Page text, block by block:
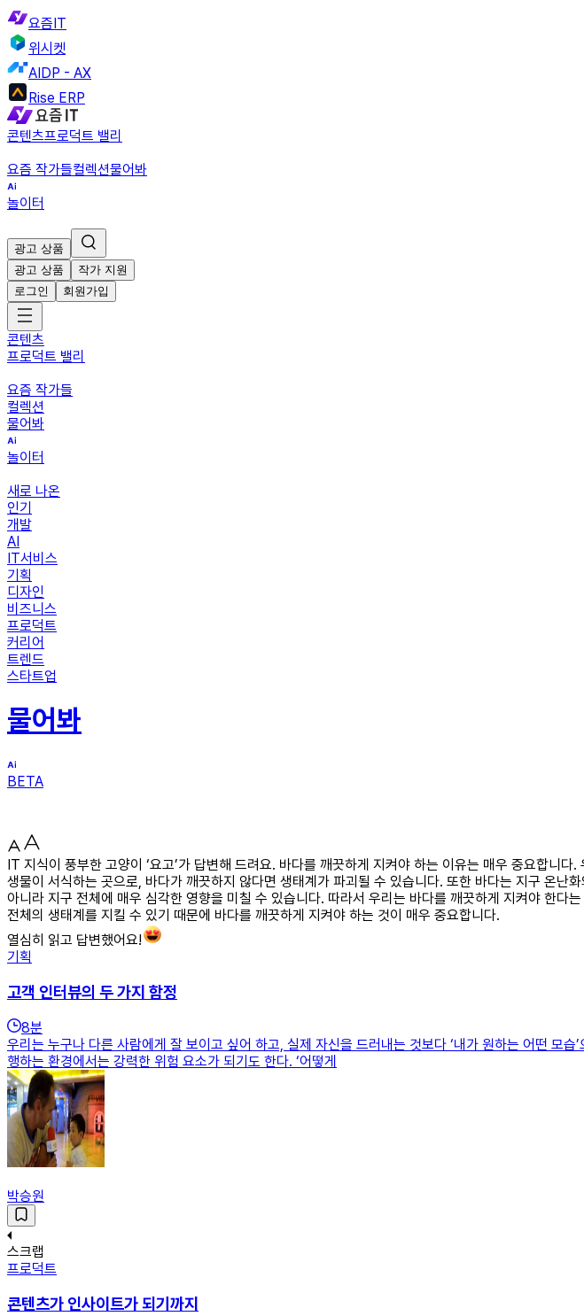
요즘IT
위시켓
AIDP - AX
Rise ERP
콘텐츠프로덕트 밸리
요즘 작가들컬렉션물어봐
놀이터
광고 상품
광고 상품
작가 지원
로그인
회원가입
콘텐츠
프로덕트 밸리
요즘 작가들
컬렉션
물어봐
놀이터
새로 나온
인기
개발
AI
IT서비스
기획
디자인
비즈니스
프로덕트
커리어
트렌드
스타트업
물어봐
BETA
IT 지식이 풍부한 고양이 ‘요고’가 답변해 드려요. 바다를 깨끗하게 지켜야 하는 이유는 매우 중요합니
생물이 서식하는 곳으로, 바다가 깨끗하지 않다면 생태계가 파괴될 수 있습니다. 또한 바다는 지구 온
아니라 지구 전체에 매우 심각한 영향을 미칠 수 있습니다. 따라서 우리는 바다를 깨끗하게 지켜야 한
전체의 생태계를 지킬 수 있기 때문에 바다를 깨끗하게 지켜야 하는 것이 매우 중요합니다.
열심히 읽고 답변했어요!
기획
고객 인터뷰의 두 가지 함정
8분
우리는 누구나 다른 사람에게 잘 보이고 싶어 하고, 실제 자신을 드러내는 것보다 ‘내가 원하는 어떤 모
행하는 환경에서는 강력한 위험 요소가 되기도 한다. ‘어떻게
박승원
스크랩
프로덕트
콘텐츠가 인사이트가 되기까지